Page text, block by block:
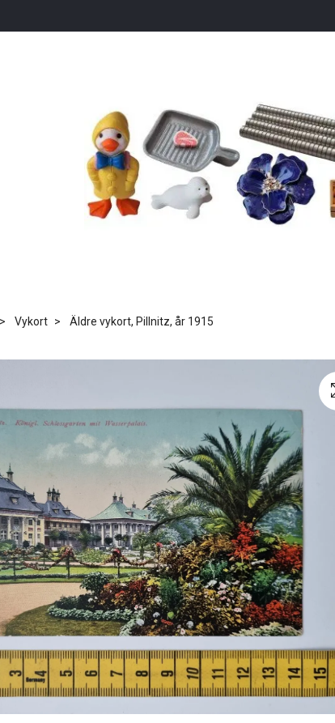
Vykort Äldre vykort, Pillnitz, år 1915